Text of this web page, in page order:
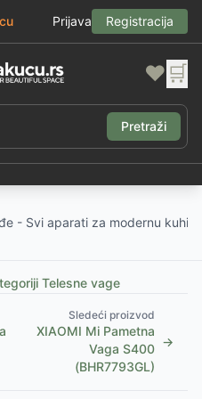
Prijava Registracija
❤️ 🛒
Pretraži
- Svi aparati za modernu
Telesne vage
Sledeći proizvod
XIAOMI Mi Pametna
Vaga S400
(BHR7793GL)
→